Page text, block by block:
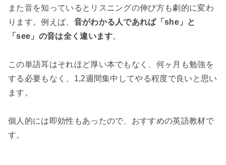
また音を知っているとリスニングの伸び方も劇的に変わ
ります。例えば、 音がわかる人であれば「she」と
「see」の音は全く違います。
この単語耳はそれほど厚い本でもなく、何ヶ月も勉強を
する必要もなく、1,2週間集中してやる程度で良いと思い
ます。
個人的には即効性もあったので、おすすめの英語教材で
す。